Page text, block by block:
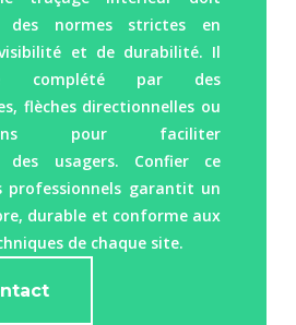
des normes strictes en
et de durabilité. Il
complété par des
flèches directionnelles ou
pour faciliter
des usagers. Confier ce
professionnels garantit un
durable et conforme aux
de chaque site.